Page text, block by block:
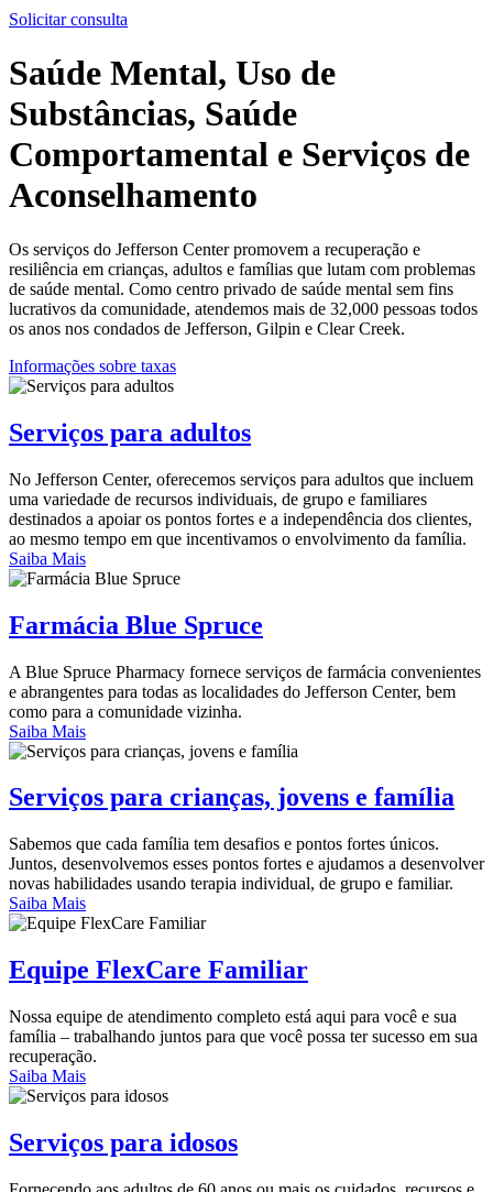
Solicitar consulta
Saúde Mental, Uso de
Substâncias, Saúde
Comportamental e Serviços de
Aconselhamento
Os serviços do Jefferson Center promovem a recuperação e
resiliência em crianças, adultos e famílias que lutam com problemas
de saúde mental. Como centro privado de saúde mental sem fins
lucrativos da comunidade, atendemos mais de 32,000 pessoas todos
os anos nos condados de Jefferson, Gilpin e Clear Creek.
Informações sobre taxas
Serviços para adultos
No Jefferson Center, oferecemos serviços para adultos que incluem
uma variedade de recursos individuais, de grupo e familiares
destinados a apoiar os pontos fortes e a independência dos clientes,
ao mesmo tempo em que incentivamos o envolvimento da família.
Saiba Mais
Farmácia Blue Spruce
A Blue Spruce Pharmacy fornece serviços de farmácia convenientes
e abrangentes para todas as localidades do Jefferson Center, bem
como para a comunidade vizinha.
Saiba Mais
Serviços para crianças, jovens e família
Sabemos que cada família tem desafios e pontos fortes únicos.
Juntos, desenvolvemos esses pontos fortes e ajudamos a desenvolver
novas habilidades usando terapia individual, de grupo e familiar.
Saiba Mais
Equipe FlexCare Familiar
Nossa equipe de atendimento completo está aqui para você e sua
família – trabalhando juntos para que você possa ter sucesso em sua
recuperação.
Saiba Mais
Serviços para idosos